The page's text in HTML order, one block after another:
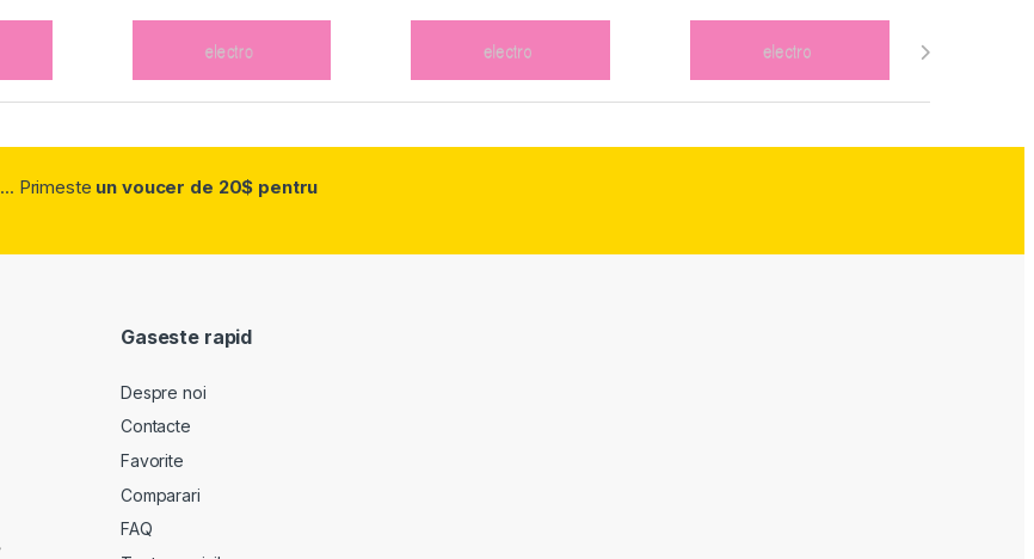
... Primeste un voucer de 20$ pentru
Gaseste rapid
Despre noi
Contacte
Favorite
Comparari
FAQ